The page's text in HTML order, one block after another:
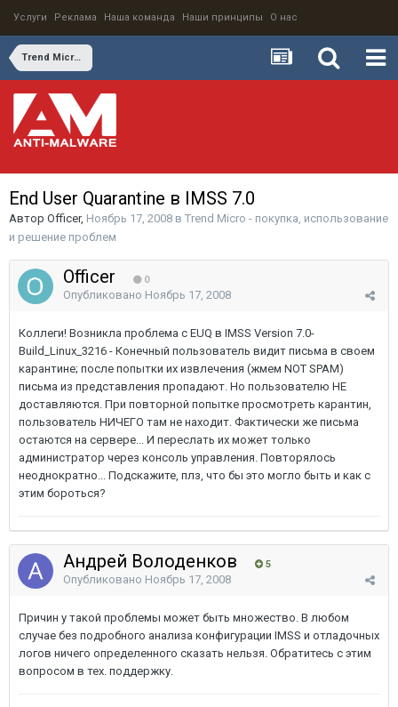
Услуги Реклама Наша команда Наши принципы О нас
Trend Micro - покупка, использование и решение проблем
End User Quarantine в IMSS 7.0
Автор Officer, Ноябрь 17, 2008 в Trend Micro - покупка, использование
и решение проблем
Officer 0
Опубликовано Ноябрь 17, 2008
Коллеги! Возникла проблема с EUQ в IMSS Version 7.0-
Build_Linux_3216 - Конечный пользователь видит письма в своем
карантине; после попытки их извлечения (жмем NOT SPAM)
письма из представления пропадают. Но пользователю НЕ
доставляются. При повторной попытке просмотреть карантин,
пользователь НИЧЕГО там не находит. Фактически же письма
остаются на сервере... И переслать их может только
администратор через консоль управления. Повторялось
неоднократно... Подскажите, плз, что бы это могло быть и как с
этим бороться?
Андрей Володенков 5
Опубликовано Ноябрь 17, 2008
Причин у такой проблемы может быть множество. В любом
случае без подробного анализа конфигурации IMSS и отладочных
логов ничего определенного сказать нельзя. Обратитесь с этим
вопросом в тех. поддержку.